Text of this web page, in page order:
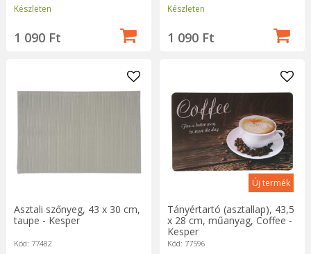
Készleten
1 090 Ft
Készleten
1 090 Ft
Asztali szőnyeg, 43 x 30 cm,
taupe - Kesper
Kód: 77482
Új termék
Tányértartó (asztallap), 43,5
x 28 cm, műanyag, Coffee -
Kesper
Kód: 77596